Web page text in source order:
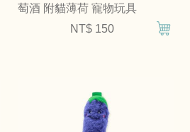
萄酒 附貓薄荷 寵物玩具
NT$ 150